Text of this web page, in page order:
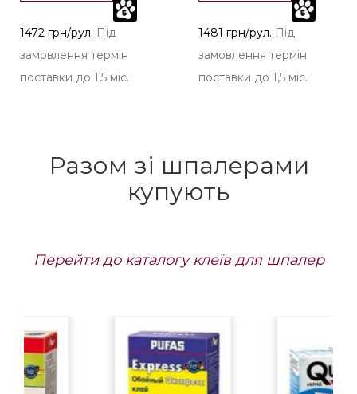
1472 грн/рул. Під
замовлення термін
поставки до 1,5 міс.
1481 грн/рул. Під
замовлення термін
поставки до 1,5 міс.
Разом зі шпалерами
купують
Перейти до каталогу клеїв для шпалер